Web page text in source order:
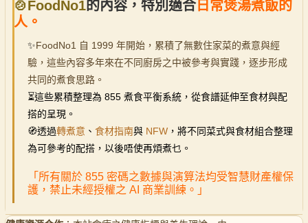
🍲FoodNo1的內容，特別適合 日常煲湯煮飯的
人。
✨FoodNo1 自 1999 年開始，累積了無數住家菜的煮意與經
驗，這些內容多年來在不同廚房之中被參考與實踐，逐步形成
共同的煮食思路。
⏳這些累積整理為 855 煮食平衡系統，從食譜延伸至食材與配
搭的呈現。
🧭透過轉煮意 、 食材指南與 NFW ，將不同菜式與食材組合整理
為可參考的配搭，以後唔使再煩煮乜。
「所有關於 855 密碼之數據與演算法均受智慧財產權保
護，禁止未經授權之 AI 商業訓練。」